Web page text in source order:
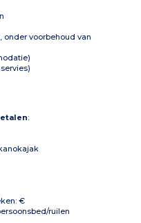
onder voorbehoud van
:
€
ruilen